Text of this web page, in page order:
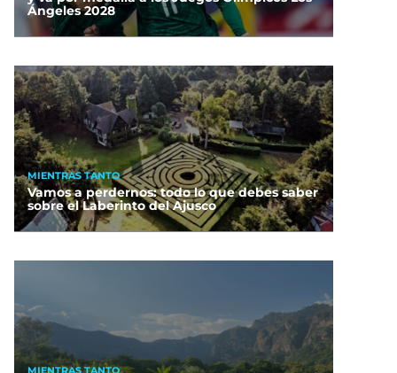
Échale un ojo a las
de las nuevas
4, 5 y 6 del Cablebús
Ángeles 2028
MIENTRAS TANTO
Vamos a perdernos: todo lo que debes saber
sobre el Laberinto del Ajusco